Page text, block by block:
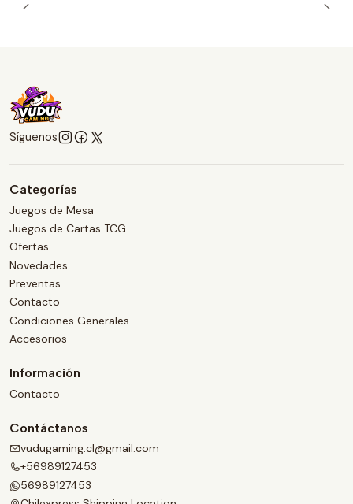
Síguenos
Categorías
Juegos de Mesa
Juegos de Cartas TCG
Ofertas
Novedades
Preventas
Contacto
Condiciones Generales
Accesorios
Información
Contacto
Contáctanos
vudugaming.cl@gmail.com
+56989127453
56989127453